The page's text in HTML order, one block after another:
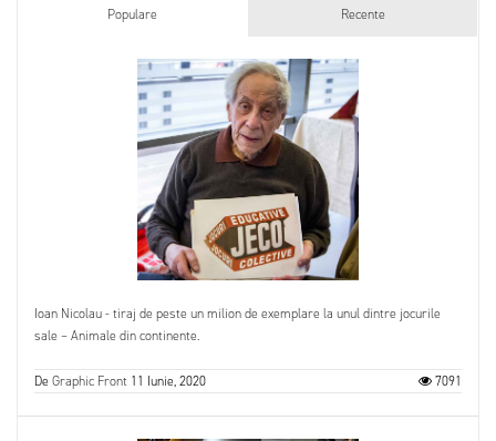
Populare Recente
Ioan Nicolau - tiraj de peste un milion de exemplare la unul dintre jocurile
sale – Animale din continente.
DeGraphic Front 11 Iunie, 2020 7091